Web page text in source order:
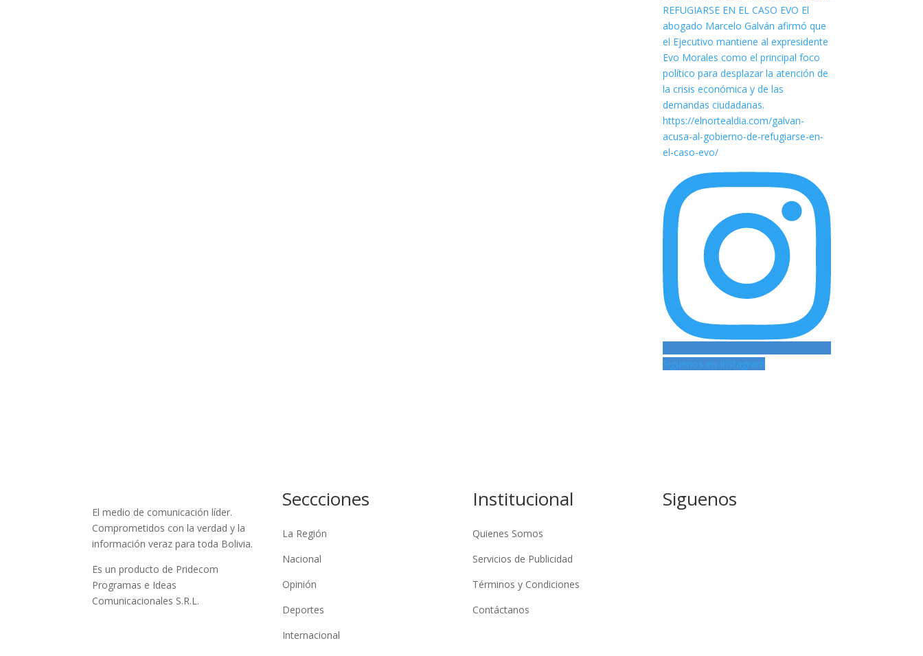
Siguenos en Instagram
El medio de comunicación líder.
Comprometidos con la verdad y la
información veraz para toda Bolivia.
Es un producto de Pridecom
Programas e Ideas
Comunicacionales S.R.L.
Seccciones
La Región
Nacional
Opinión
Deportes
Internacional
Institucional
Quienes Somos
Servicios de Publicidad
Términos y Condiciones
Contáctanos
Siguenos